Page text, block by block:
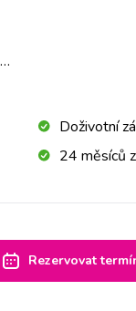
Doživotní
24 měsíců
Rezervovat